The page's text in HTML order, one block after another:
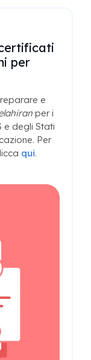
per
e
per i
e degli Stati
Per
qui.